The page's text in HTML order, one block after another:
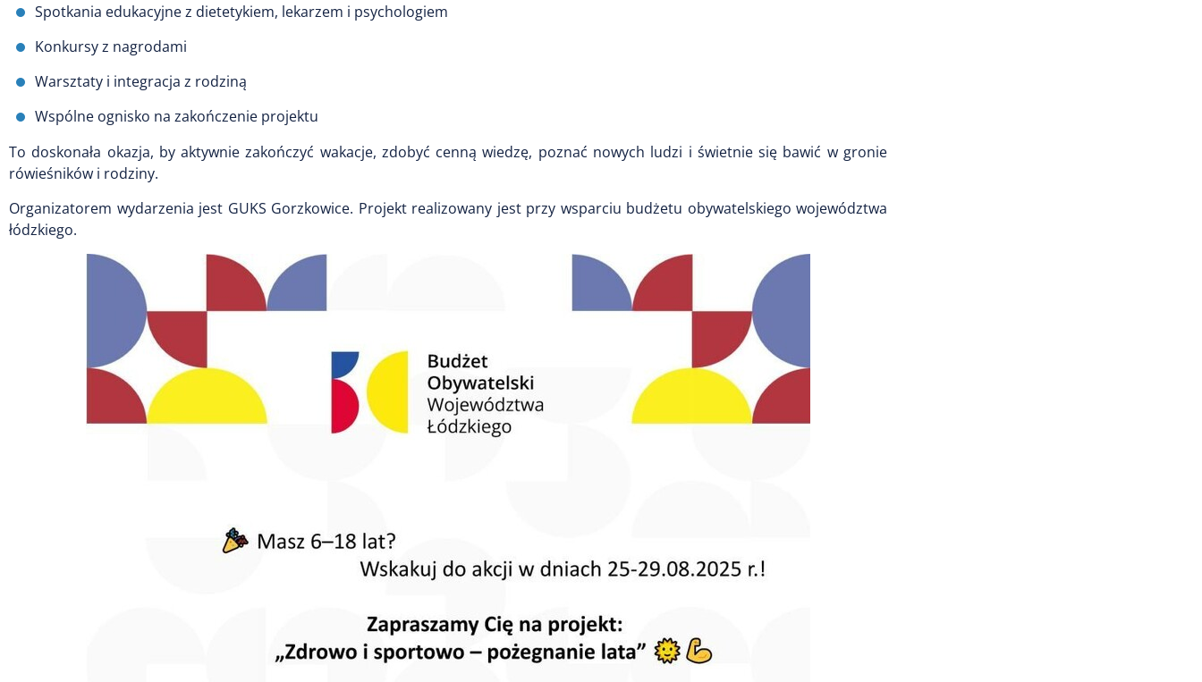
Spotkania edukacyjne z dietetykiem, lekarzem i psychologiem
Konkursy z nagrodami
Warsztaty i integracja z rodziną
Wspólne ognisko na zakończenie projektu
To doskonała okazja, by aktywnie zakończyć wakacje, zdobyć cenną wiedzę, poznać nowych ludzi i świetnie się bawić w gronie
rówieśników i rodziny.
Organizatorem wydarzenia jest GUKS Gorzkowice. Projekt realizowany jest przy wsparciu budżetu obywatelskiego województwa
łódzkiego.